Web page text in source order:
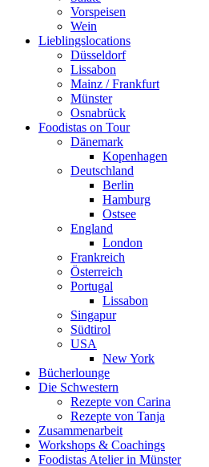
Vorspeisen
Wein
Lieblingslocations
Düsseldorf
Lissabon
Mainz / Frankfurt
Münster
Osnabrück
Foodistas on Tour
Dänemark
Kopenhagen
Deutschland
Berlin
Hamburg
Ostsee
England
London
Frankreich
Österreich
Portugal
Lissabon
Singapur
Südtirol
USA
New York
Bücherlounge
Die Schwestern
Rezepte von Carina
Rezepte von Tanja
Zusammenarbeit
Workshops & Coachings
Foodistas Atelier in Münster